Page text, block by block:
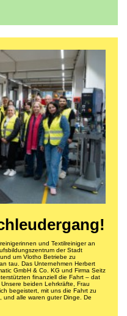
und Textilreiniger an
der Stadt
um Vlotho Betriebe zu
tau. Das Unternehmen Herbert
GmbH & Co. KG und Firma Seitz
finanziell die Fahrt – dat
beiden Lehrkräfte, Frau
begeistert, mit uns die Fahrt zu
und alle waren guter Dinge. De